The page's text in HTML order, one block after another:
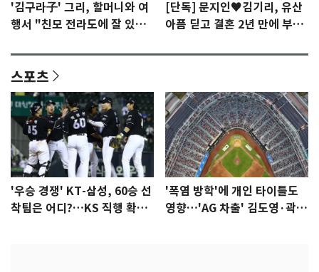
'김구라子' 그리, 할머니와 여
행서 "친모 전라도에 잘 있
[단독] 문지인♥김기리, 유산
아픔 딛고 결혼 2년 만에 부모
스포츠
'우승 경쟁' KT-삼성, 60승 선
착팀은 어디?…KS 직행 확률
'폭염 방학'에 개인 타이틀도
영향…'AG 차출' 김도영·곽빈